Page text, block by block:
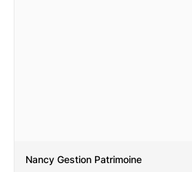
Nancy Gestion Patrimoine